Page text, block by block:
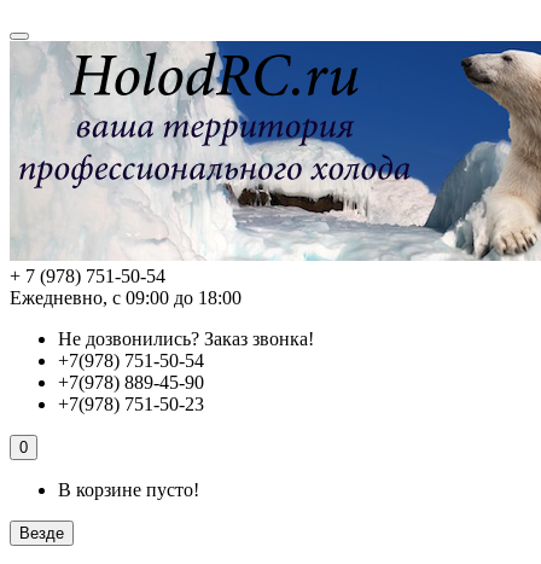
+ 7 (978) 751-50-54
Ежедневно, с 09:00 до 18:00
Не дозвонились? Заказ звонка!
+7(978) 751-50-54
+7(978) 889-45-90
+7(978) 751-50-23
0
В корзине пусто!
Везде